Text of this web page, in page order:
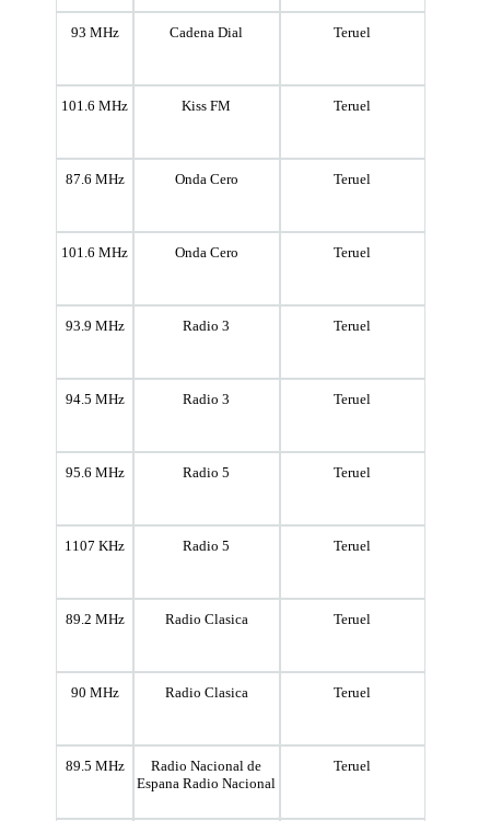
93 MHz Cadena Dial Teruel
101.6 MHz Kiss FM Teruel
87.6 MHz Onda Cero Teruel
101.6 MHz Onda Cero Teruel
93.9 MHz Radio 3 Teruel
94.5 MHz Radio 3 Teruel
95.6 MHz Radio 5 Teruel
1107 KHz Radio 5 Teruel
89.2 MHz Radio Clasica Teruel
90 MHz Radio Clasica Teruel
89.5 MHz
Radio Nacional de
Espana Radio Nacional
Teruel